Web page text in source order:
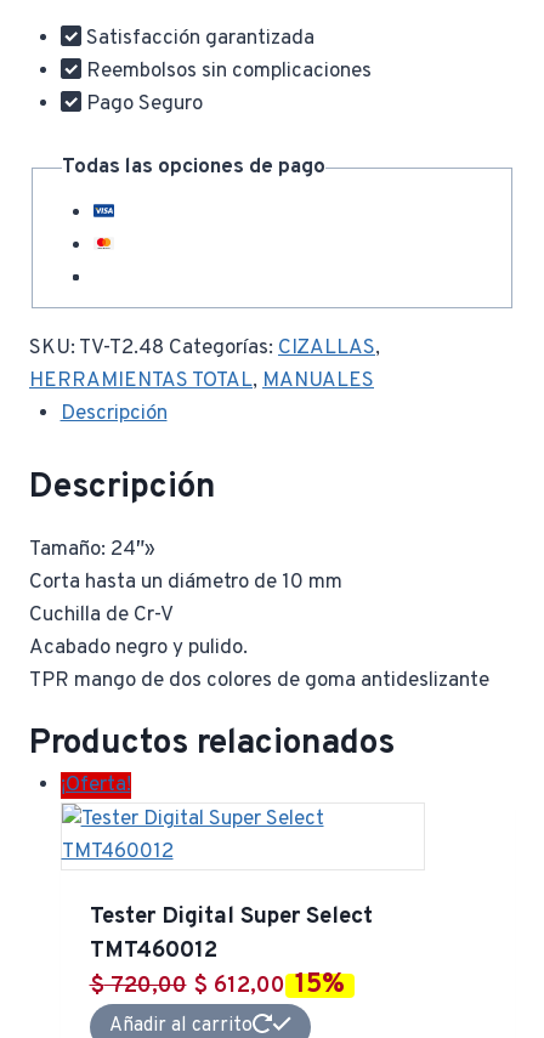
Satisfacción garantizada
Reembolsos sin complicaciones
Pago Seguro
Todas las opciones de pago
SKU: TV-T2.48 Categorías: CIZALLAS,
HERRAMIENTAS TOTAL, MANUALES
Descripción
Descripción
Tamaño: 24″»
Corta hasta un diámetro de 10 mm
Cuchilla de Cr-V
Acabado negro y pulido.
TPR mango de dos colores de goma antideslizante
Productos relacionados
¡Oferta!
Tester Digital Super Select
TMT460012
$720,00 El
precio
$ 612,00El
precio
15%
Añadir al carrito